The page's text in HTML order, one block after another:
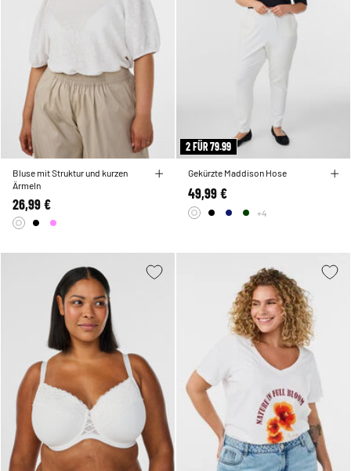
Bluse mit Struktur und kurzen
Ärmeln
26,99 €
2 FÜR 79.99
Gekürzte Maddison Hose
49,99 €
+4